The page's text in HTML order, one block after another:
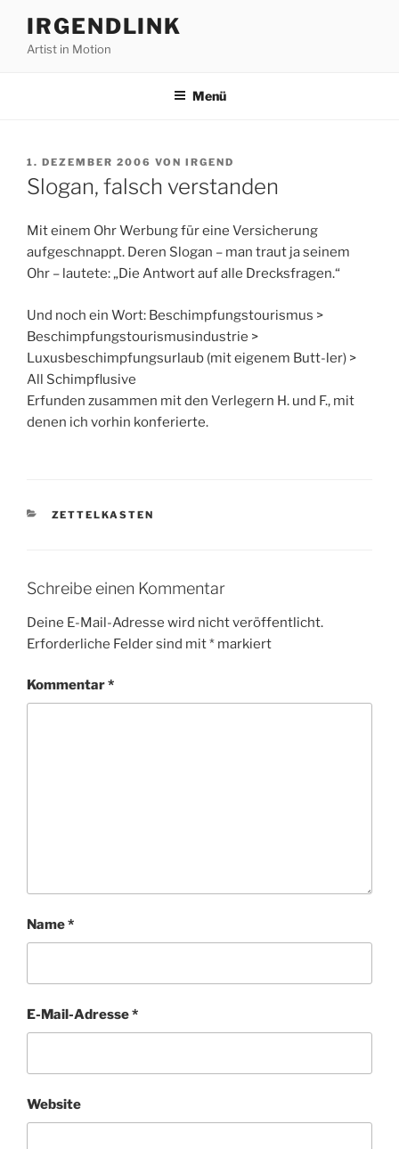
Inhalt
springen
IRGENDLINK
Artist in Motion
Menü
VERÖFFENTLICHT
AM
1. DEZEMBER 2006 VON IRGEND
Slogan, falsch verstanden
Mit einem Ohr Werbung für eine Versicherung
aufgeschnappt. Deren Slogan – man traut ja seinem
Ohr – lautete: „Die Antwort auf alle Drecksfragen.“
Und noch ein Wort: Beschimpfungstourismus >
Beschimpfungstourismusindustrie >
Luxusbeschimpfungsurlaub (mit eigenem Butt-ler) >
All Schimpflusive
Erfunden zusammen mit den Verlegern H. und F., mit
denen ich vorhin konferierte.
KATEGORIEN
ZETTELKASTEN
Schreibe einen Kommentar
Deine E-Mail-Adresse wird nicht veröffentlicht.
Erforderliche Felder sind mit* markiert
Kommentar*
Name*
E-Mail-Adresse*
Website